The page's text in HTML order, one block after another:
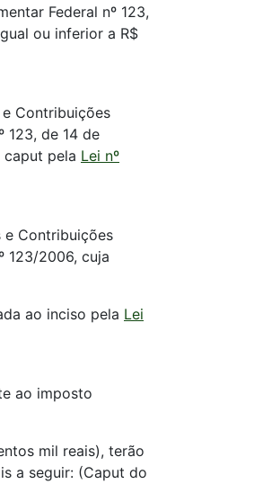
Federal nº 123,
ou inferior a R$
Contribuições
123, de 14 de
pela Lei nº
e Contribuições
123/2006, cuja
ao inciso pela Lei
ao imposto
mil reais), terão
a seguir: (Caput do